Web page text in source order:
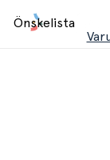
Önskelista